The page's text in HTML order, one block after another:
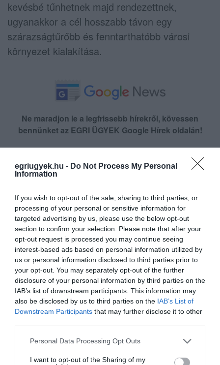
egriugyek.hu - Do Not Process My Personal
Information
If you wish to opt-out of the sale, sharing to third parties, or
processing of your personal or sensitive information for
targeted advertising by us, please use the below opt-out
section to confirm your selection. Please note that after your
opt-out request is processed you may continue seeing
interest-based ads based on personal information utilized by
us or personal information disclosed to third parties prior to
your opt-out. You may separately opt-out of the further
disclosure of your personal information by third parties on the
IAB’s list of downstream participants. This information may
also be disclosed by us to third parties on the IAB’s List of
Downstream Participants that may further disclose it to other
Please note that this website/app uses one or more Google
not limited to your visit or usage behaviour. You may click to
Personal Data Processing Opt Outs
I want to opt-out of the Sharing of my
kevésbé tűnhetnek majd rendezettnek,
ugyanakkor a cél hosszabb távon egy
szárazságtűrőbb és fenntarthatóbb városi
környezet kialakítása.
Ne maradjon le a legfrissebb hírekről, kövessen
bennünket az EGRI ÜGYEK Google Hírek oldalán!
VISSZA A FŐOLDALRA
Legfrissebb híreink
35 PERCES TANÓRÁK ÉS KEVESEBB HÁZI
FELADAT JÖHET AZ ALSÓ ...
2026. augusztus 08| Mindenki ügye